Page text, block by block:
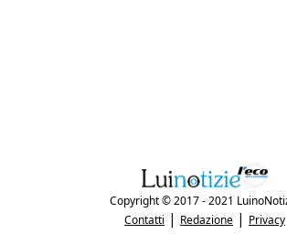
Copyright © 2017 - 2021
Contatti | Redazione | Privacy